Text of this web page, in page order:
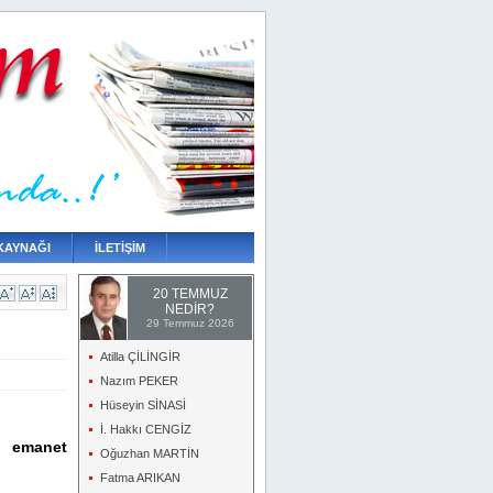
İLETİŞİM
20 TEMMUZ
NEDİR?
29 Temmuz 2026
Atilla ÇİLİNGİR
Nazım PEKER
Hüseyin SİNASİ
İ. Hakkı CENGİZ
Oğuzhan MARTİN
Fatma ARIKAN